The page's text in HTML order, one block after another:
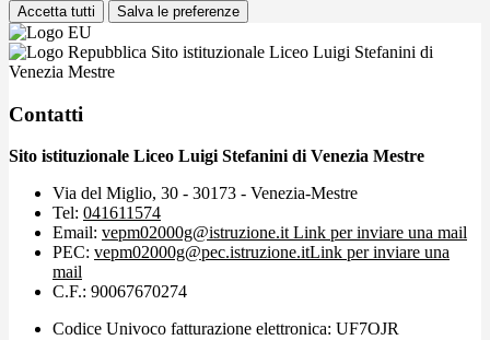
Accetta tutti Salva le preferenze
Sito istituzionale Liceo Luigi Stefanini di
Venezia Mestre
Contatti
Sito istituzionale Liceo Luigi Stefanini di Venezia Mestre
Via del Miglio, 30 - 30173 - Venezia-Mestre
Tel: 041611574
Email: vepm02000g@istruzione.it Link per inviare una mail
PEC: vepm02000g@pec.istruzione.itLink per inviare una
mail
C.F.: 90067670274
Codice Univoco fatturazione elettronica: UF7OJR